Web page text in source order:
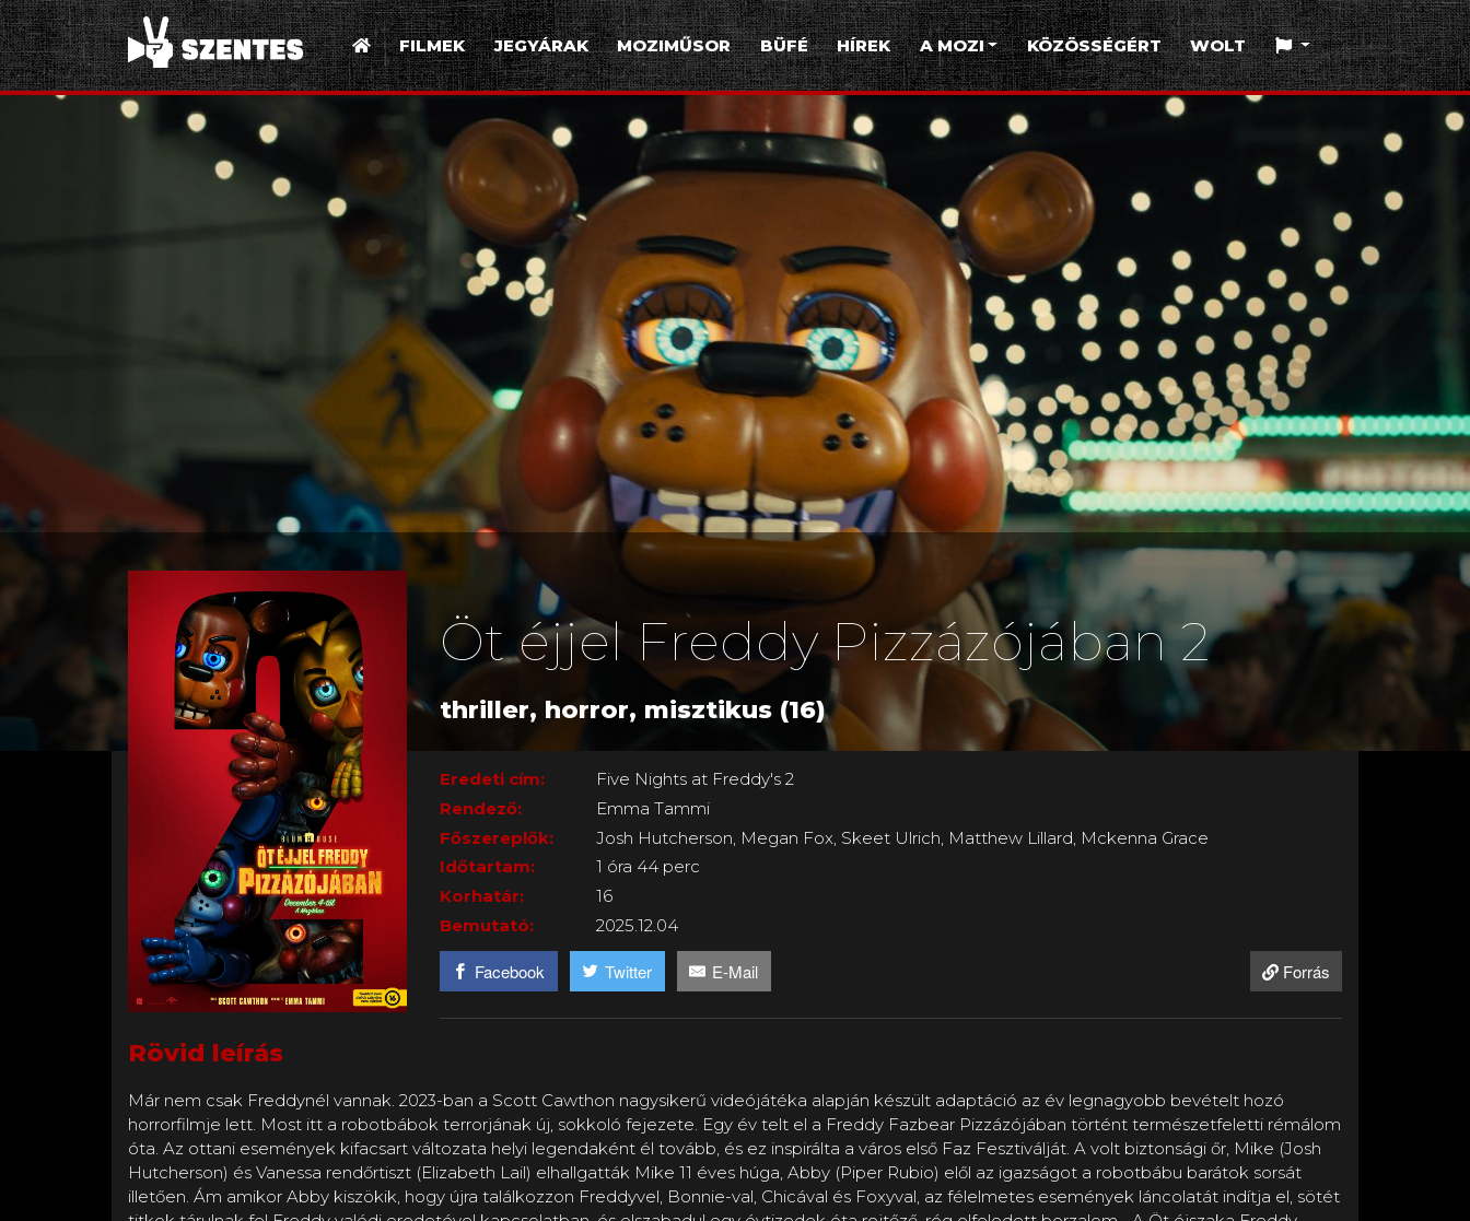
FILMEK JEGYÁRAK MOZIMŰSOR BÜFÉ HÍREK A MOZI KÖZÖSSÉGÉRT WOLT
Öt éjjel Freddy Pizzázójában 2
thriller, horror, misztikus (16)
Eredeti cím:
Five Nights at Freddy's 2
Rendező:
Emma Tammi
Főszereplők:
Josh Hutcherson, Megan Fox, Skeet Ulrich, Matthew Lillard, Mckenna Grace
Időtartam:
1 óra 44 perc
Korhatár:
16
Bemutató:
2025.12.04
Facebook Twitter E-Mail Forrás
Rövid leírás
Már nem csak Freddynél vannak. 2023-ban a Scott Cawthon nagysikerű videójátéka alapján készült adaptáció az év legnagyobb bevételt hozó
horrorfilmje lett. Most itt a robotbábok terrorjának új, sokkoló fejezete. Egy év telt el a Freddy Fazbear Pizzázójában történt természetfeletti rémálom
óta. Az ottani események kifacsart változata helyi legendaként él tovább, és ez inspirálta a város első Faz Fesztiválját. A volt biztonsági őr, Mike (Josh
Hutcherson) és Vanessa rendőrtiszt (Elizabeth Lail) elhallgatták Mike 11 éves húga, Abby (Piper Rubio) elől az igazságot a robotbábu barátok sorsát
illetően. Ám amikor Abby kiszökik, hogy újra találkozzon Freddyvel, Bonnie-val, Chicával és Foxyval, az félelmetes események láncolatát indítja el, sötét